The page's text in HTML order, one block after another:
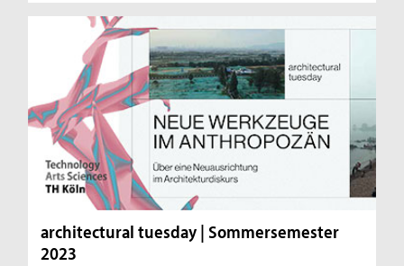
architectural tuesday | Sommersemester
2023